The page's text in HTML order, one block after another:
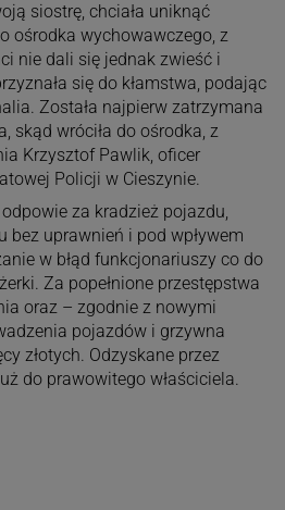
siostrę, chciała uniknąć
ośrodka wychowawczego, z
nie dali się jednak zwieść i
się do kłamstwa, podając
Została najpierw zatrzymana
skąd wróciła do ośrodka, z
Krzysztof Pawlik, oficer
Policji w Cieszynie.
za kradzież pojazdu,
bez uprawnień i pod wpływem
w błąd funkcjonariuszy co do
Za popełnione przestępstwa
oraz – zgodnie z nowymi
pojazdów i grzywna
złotych. Odzyskane przez
do prawowitego właściciela.